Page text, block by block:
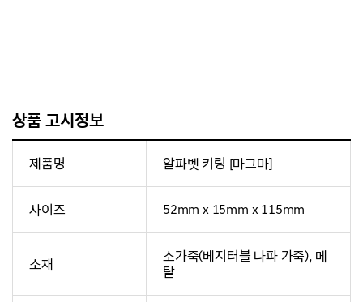
상품 고시정보
제품명 알파벳 키링 [마그마]
사이즈 52mm x 15mm x 115mm
소재
소가죽(베지터블 나파 가죽), 메
탈